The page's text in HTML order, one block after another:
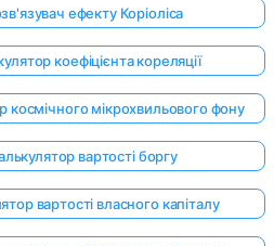
ефекту Коріоліса
коефіцієнта кореляції
космічного мікрохвильового фону
вартості боргу
вартості власного капіталу